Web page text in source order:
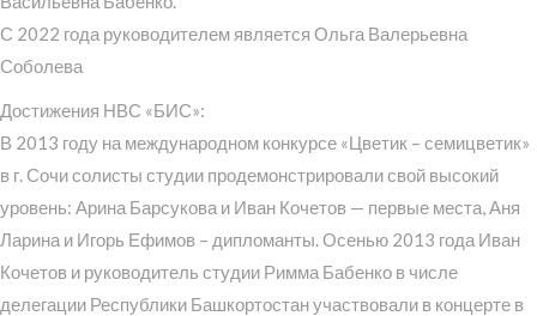
С 2022 года руководителем является Ольга Валерьевна
Соболева
Достижения НВС «БИС»:
В 2013 году на международном конкурсе «Цветик – семицветик»
в г. Сочи солисты студии продемонстрировали свой высокий
уровень: Арина Барсукова и Иван Кочетов — первые места, Аня
Ларина и Игорь Ефимов – дипломанты. Осенью 2013 года Иван
Кочетов и руководитель студии Римма Бабенко в числе
делегации Республики Башкортостан участвовали в концерте в